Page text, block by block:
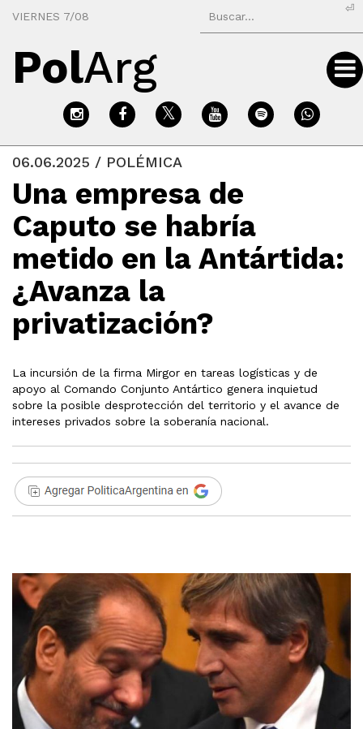
VIERNES 7/08
⏎
PolArg
06.06.2025 / POLÉMICA
Una empresa de
Caputo se habría
metido en la Antártida:
¿Avanza la
privatización?
La incursión de la firma Mirgor en tareas logísticas y de
apoyo al Comando Conjunto Antártico genera inquietud
sobre la posible desprotección del territorio y el avance de
intereses privados sobre la soberanía nacional.